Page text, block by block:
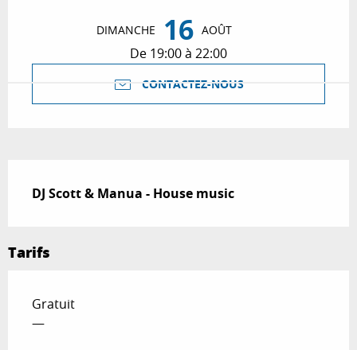
DIMANCHE 16 AOÛT
De 19:00 à 22:00
CONTACTEZ-NOUS
DJ Scott & Manua - House music
Tarifs
Gratuit
—